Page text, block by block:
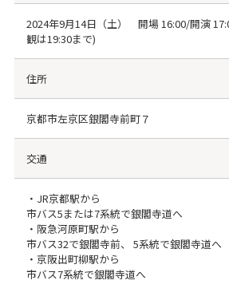
2024年9月14日（土） 開場 16:00/開演
観は19:30まで)
住所
京都市左京区銀閣寺前町７
交通
・JR京都駅から
市バス5または7系統で銀閣寺道へ
・阪急河原町駅から
市バス32で銀閣寺前、 5系統で銀閣寺道へ
・京阪出町柳駅から
市バス7系統で銀閣寺道へ